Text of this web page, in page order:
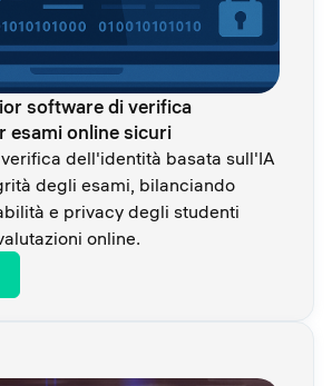
software di verifica
esami online sicuri
dell'identità basata sull'IA
degli esami, bilanciando
e privacy degli studenti
online.